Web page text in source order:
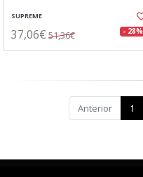
SUPREME
37,06€ 51,36€ - 28%
Anterior 1